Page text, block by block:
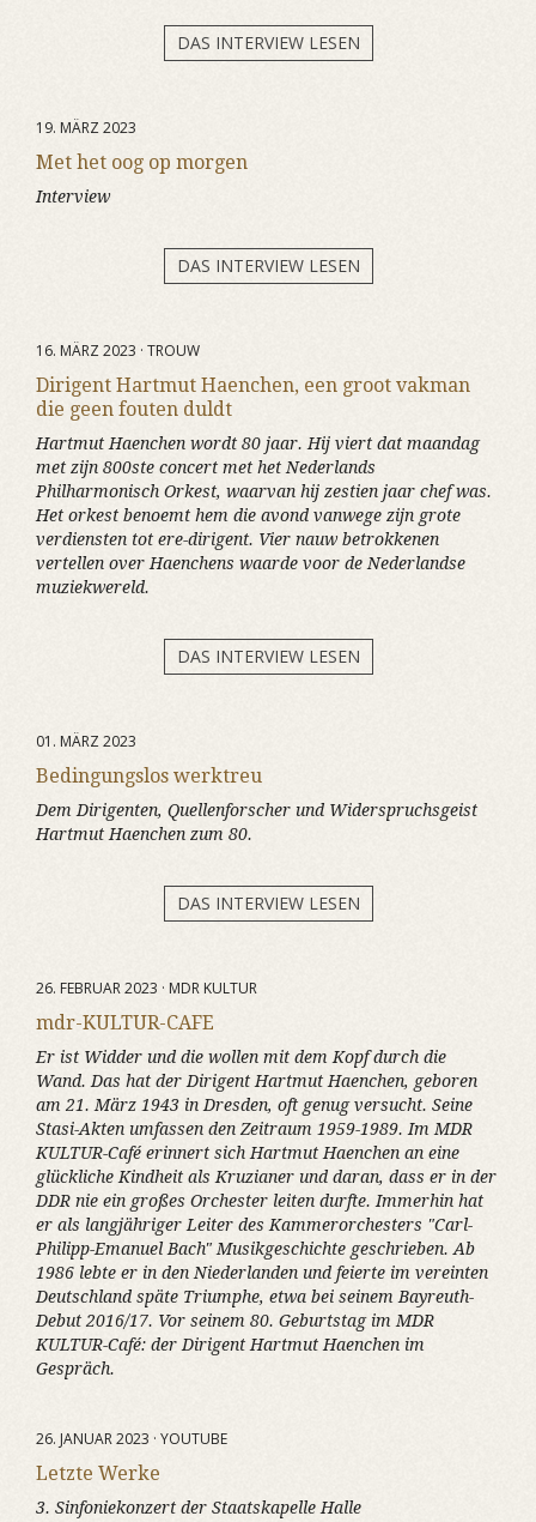
DAS INTERVIEW LESEN
19. MÄRZ 2023
Met het oog op morgen
Interview
DAS INTERVIEW LESEN
16. MÄRZ 2023 · TROUW
Dirigent Hartmut Haenchen, een groot vakman
die geen fouten duldt
Hartmut Haenchen wordt 80 jaar. Hij viert dat maandag
met zijn 800ste concert met het Nederlands
Philharmonisch Orkest, waarvan hij zestien jaar chef was.
Het orkest benoemt hem die avond vanwege zijn grote
verdiensten tot ere-dirigent. Vier nauw betrokkenen
vertellen over Haenchens waarde voor de Nederlandse
muziekwereld.
DAS INTERVIEW LESEN
01. MÄRZ 2023
Bedingungslos werktreu
Dem Dirigenten, Quellenforscher und Widerspruchsgeist
Hartmut Haenchen zum 80.
DAS INTERVIEW LESEN
26. FEBRUAR 2023 · MDR KULTUR
mdr-KULTUR-CAFE
Er ist Widder und die wollen mit dem Kopf durch die
Wand. Das hat der Dirigent Hartmut Haenchen, geboren
am 21. März 1943 in Dresden, oft genug versucht. Seine
Stasi-Akten umfassen den Zeitraum 1959-1989. Im MDR
KULTUR-Café erinnert sich Hartmut Haenchen an eine
glückliche Kindheit als Kruzianer und daran, dass er in der
DDR nie ein großes Orchester leiten durfte. Immerhin hat
er als langjähriger Leiter des Kammerorchesters "Carl-
Philipp-Emanuel Bach" Musikgeschichte geschrieben. Ab
1986 lebte er in den Niederlanden und feierte im vereinten
Deutschland späte Triumphe, etwa bei seinem Bayreuth-
Debut 2016/17. Vor seinem 80. Geburtstag im MDR
KULTUR-Café: der Dirigent Hartmut Haenchen im
Gespräch.
26. JANUAR 2023 · YOUTUBE
Letzte Werke
3. Sinfoniekonzert der Staatskapelle Halle